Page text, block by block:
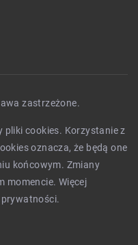
zastrzeżone.
pliki cookies. Korzystanie z
oznacza, że będą one
końcowym. Zmiany
momencie. Więcej
.